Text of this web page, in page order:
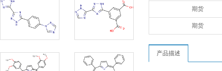
期货
期货
产品描述